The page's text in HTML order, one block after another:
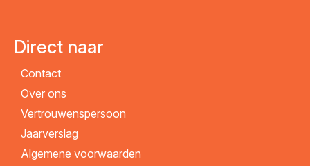
Direct naar
Contact
Over ons
Vertrouwenspersoon
Jaarverslag
Algemene voorwaarden